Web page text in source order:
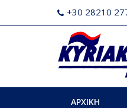
+30 28210
ΑΡΧΙΚΗ